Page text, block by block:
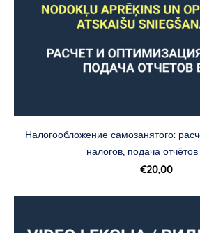
Налогообложение самозанятого:
налогов, подача отчётов
€20,00